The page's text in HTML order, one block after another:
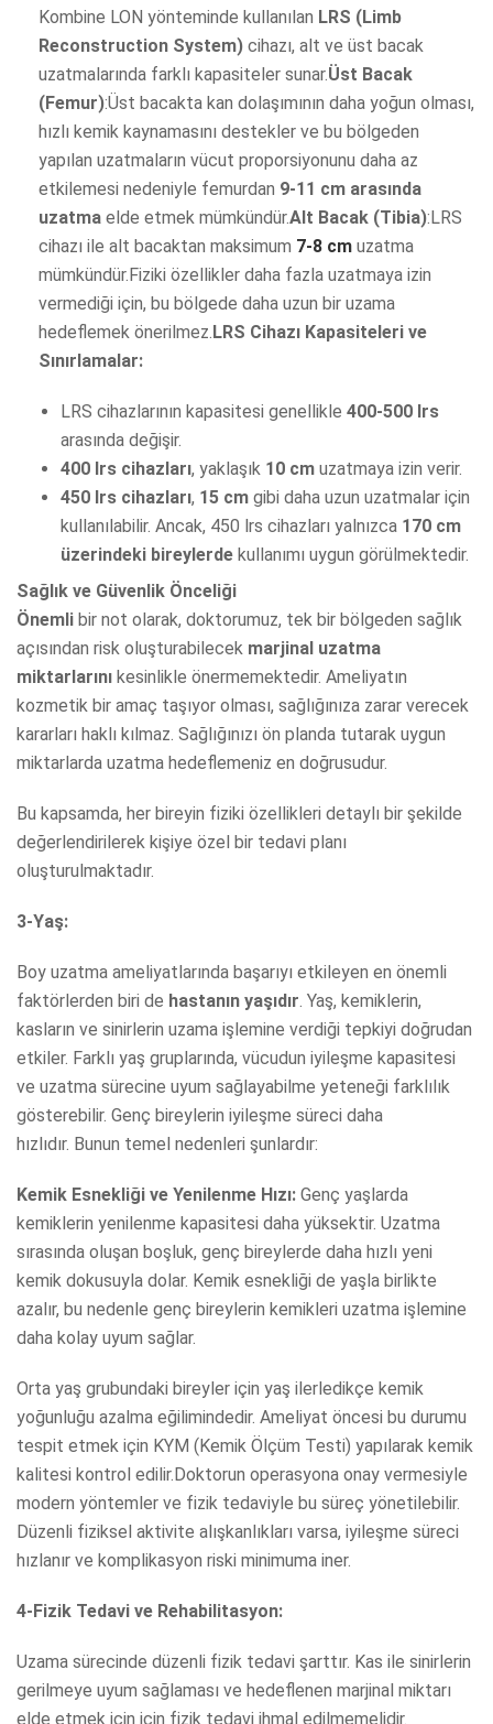
Kombine LON yönteminde kullanılan LRS (Limb
Reconstruction System) cihazı, alt ve üst bacak
uzatmalarında farklı kapasiteler sunar.Üst Bacak
(Femur):Üst bacakta kan dolaşımının daha yoğun olması,
hızlı kemik kaynamasını destekler ve bu bölgeden
yapılan uzatmaların vücut proporsiyonunu daha az
etkilemesi nedeniyle femurdan 9-11 cm arasında
uzatma elde etmek mümkündür.Alt Bacak (Tibia):LRS
cihazı ile alt bacaktan maksimum 7-8 cm uzatma
mümkündür.Fiziki özellikler daha fazla uzatmaya izin
vermediği için, bu bölgede daha uzun bir uzama
hedeflemek önerilmez. LRS Cihazı Kapasiteleri ve
Sınırlamalar:
LRS cihazlarının kapasitesi genellikle 400-500 lrs
arasında değişir.
400 lrs cihazları, yaklaşık 10 cm uzatmaya izin verir.
450 lrs cihazları, 15 cm gibi daha uzun uzatmalar için
kullanılabilir. Ancak, 450 lrs cihazları yalnızca 170 cm
üzerindeki bireylerde kullanımı uygun görülmektedir.
Sağlık ve Güvenlik Önceliği
Önemli bir not olarak, doktorumuz, tek bir bölgeden sağlık
açısından risk oluşturabilecek marjinal uzatma
miktarlarını kesinlikle önermemektedir. Ameliyatın
kozmetik bir amaç taşıyor olması, sağlığınıza zarar verecek
kararları haklı kılmaz. Sağlığınızı ön planda tutarak uygun
miktarlarda uzatma hedeflemeniz en doğrusudur.
Bu kapsamda, her bireyin fiziki özellikleri detaylı bir şekilde
değerlendirilerek kişiye özel bir tedavi planı
oluşturulmaktadır.
3-Yaş:
Boy uzatma ameliyatlarında başarıyı etkileyen en önemli
faktörlerden biri de hastanın yaşıdır . Yaş, kemiklerin,
kasların ve sinirlerin uzama işlemine verdiği tepkiyi doğrudan
etkiler. Farklı yaş gruplarında, vücudun iyileşme kapasitesi
ve uzatma sürecine uyum sağlayabilme yeteneği farklılık
gösterebilir. Genç bireylerin iyileşme süreci daha
hızlıdır. Bunun temel nedenleri şunlardır:
Kemik Esnekliği ve Yenilenme Hızı: Genç yaşlarda
kemiklerin yenilenme kapasitesi daha yüksektir. Uzatma
sırasında oluşan boşluk, genç bireylerde daha hızlı yeni
kemik dokusuyla dolar. Kemik esnekliği de yaşla birlikte
azalır, bu nedenle genç bireylerin kemikleri uzatma işlemine
daha kolay uyum sağlar.
Orta yaş grubundaki bireyler için yaş ilerledikçe kemik
yoğunluğu azalma eğilimindedir. Ameliyat öncesi bu durumu
tespit etmek için KYM (Kemik Ölçüm Testi) yapılarak kemik
kalitesi kontrol edilir.Doktorun operasyona onay vermesiyle
modern yöntemler ve fizik tedaviyle bu süreç yönetilebilir.
Düzenli fiziksel aktivite alışkanlıkları varsa, iyileşme süreci
hızlanır ve komplikasyon riski minimuma iner.
4-Fizik Tedavi ve Rehabilitasyon:
Uzama sürecinde düzenli fizik tedavi şarttır. Kas ile sinirlerin
gerilmeye uyum sağlaması ve hedeflenen marjinal miktarı
elde etmek için için fizik tedavi ihmal edilmemelidir.